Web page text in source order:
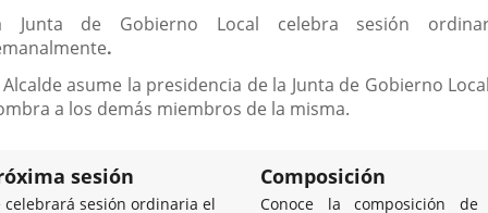
Junta de Gobierno Local celebra sesión
.
Alcalde asume la presidencia de la Junta de Gobierno
a los demás miembros de la misma.
sesión
celebrará sesión ordinaria el
Composición
Conoce la composición de